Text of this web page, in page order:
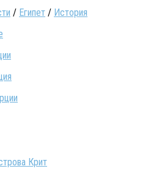
/ Египет / История
Крит